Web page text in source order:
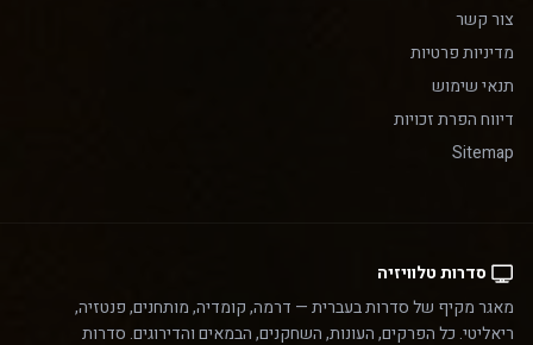
צור קשר
מדיניות פרטיות
תנאי שימוש
דיווח הפרת זכויות
Sitemap
סדרות טלוויזיה
מאגר מקיף של סדרות בעברית — דרמה, קומדיה, מותחנים, פנטזיה,
ריאליטי. כל הפרקים, העונות, השחקנים, הבמאים והדירוגים. סדרות